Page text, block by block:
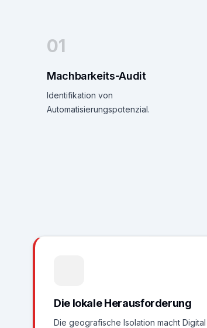
01
Machbarkeits-Audit
Identifikation von
Automatisierungspotenzial.
Die lokale Herausforderung
Die geografische Isolation macht